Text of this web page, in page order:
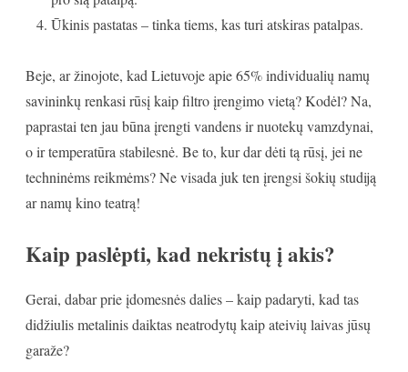
Ūkinis pastatas – tinka tiems, kas turi atskiras patalpas.
Beje, ar žinojote, kad Lietuvoje apie 65% individualių namų
savininkų renkasi rūsį kaip filtro įrengimo vietą? Kodėl? Na,
paprastai ten jau būna įrengti vandens ir nuotekų vamzdynai,
o ir temperatūra stabilesnė. Be to, kur dar dėti tą rūsį, jei ne
techninėms reikmėms? Ne visada juk ten įrengsi šokių studiją
ar namų kino teatrą!
Kaip paslėpti, kad nekristų į akis?
Gerai, dabar prie įdomesnės dalies – kaip padaryti, kad tas
didžiulis metalinis daiktas neatrodytų kaip ateivių laivas jūsų
garaže?